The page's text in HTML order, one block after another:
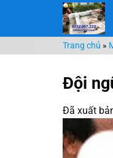
nội
dung
Trang chủ »
Đội
Đã xuất